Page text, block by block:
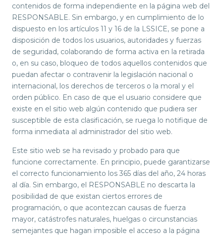
contenidos de forma independiente en la página web del
RESPONSABLE. Sin embargo, y en cumplimiento de lo
dispuesto en los artículos 11 y 16 de la LSSICE, se pone a
disposición de todos los usuarios, autoridades y fuerzas
de seguridad, colaborando de forma activa en la retirada
o, en su caso, bloqueo de todos aquellos contenidos que
puedan afectar o contravenir la legislación nacional o
internacional, los derechos de terceros o la moral y el
orden público. En caso de que el usuario considere que
existe en el sitio web algún contenido que pudiera ser
susceptible de esta clasificación, se ruega lo notifique de
forma inmediata al administrador del sitio web.
Este sitio web se ha revisado y probado para que
funcione correctamente. En principio, puede garantizarse
el correcto funcionamiento los 365 días del año, 24 horas
al día. Sin embargo, el RESPONSABLE no descarta la
posibilidad de que existan ciertos errores de
programación, o que acontezcan causas de fuerza
mayor, catástrofes naturales, huelgas o circunstancias
semejantes que hagan imposible el acceso a la página